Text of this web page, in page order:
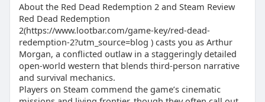
About the Red Dead Redemption 2 and Steam Review
Red Dead Redemption
2(https://www.lootbar.com/game-key/red-dead-
redemption-2?utm_source=blog ) casts you as Arthur
Morgan, a conflicted outlaw in a staggeringly detailed
open-world western that blends third-person narrative
and survival mechanics.
Players on Steam commend the game’s cinematic